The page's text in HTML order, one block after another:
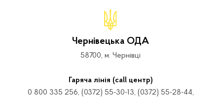
Чернівецька ОДА
58700, м. Чернівці
Гаряча лінія (call центр)
0 800 335 256, (0372) 55-30-13, (0372) 55-28-44,